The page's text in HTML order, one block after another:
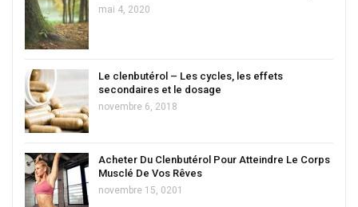
mai 4, 2020
Le clenbutérol – Les cycles, les effets
secondaires et le dosage
novembre 6, 2018
Acheter Du Clenbutérol Pour Atteindre Le Corps
Musclé De Vos Rêves
novembre 15, 0201